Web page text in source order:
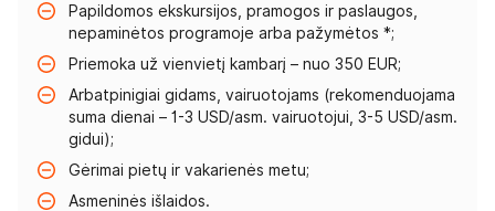
Papildomos ekskursijos, pramogos ir paslaugos,
nepaminėtos programoje arba pažymėtos *;
Priemoka už vienvietį kambarį – nuo 350 EUR;
Arbatpinigiai gidams, vairuotojams (rekomenduojama
suma dienai – 1-3 USD/asm. vairuotojui, 3-5 USD/asm.
gidui);
Gėrimai pietų ir vakarienės metu;
Asmeninės išlaidos.